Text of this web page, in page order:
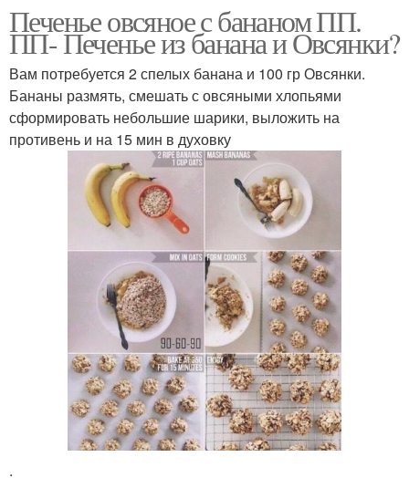
Печенье овсяное с бананом ПП.
ПП- Печенье из банана и Овсянки?
Вам потребуется 2 спелых банана и 100 гр Овсянки.
Бананы размять, смешать с овсяными хлопьями
сформировать небольшие шарики, выложить на
противень и на 15 мин в духовку
.